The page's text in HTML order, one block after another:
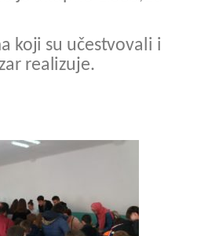
koji su učestvovali i
realizuje.